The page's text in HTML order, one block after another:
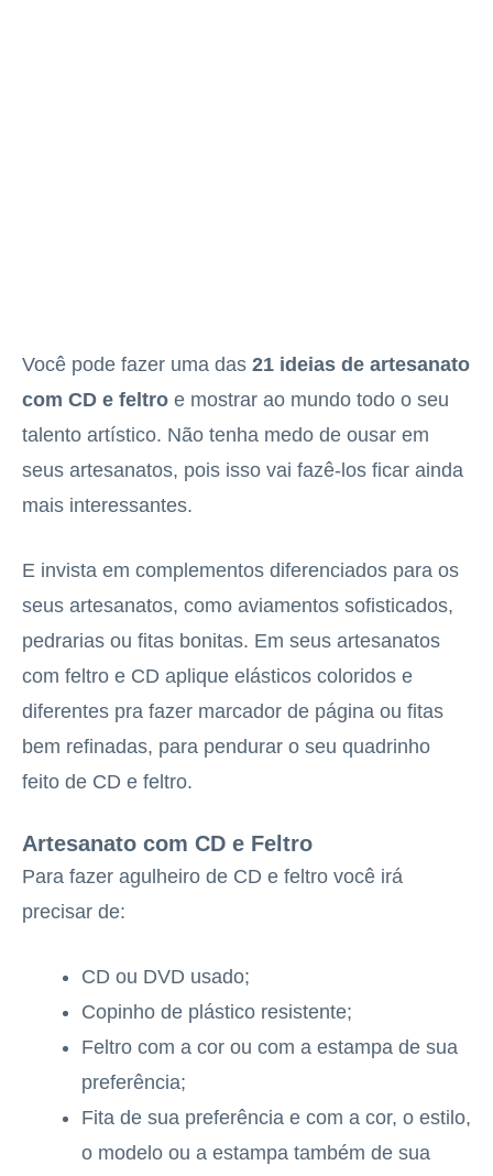
Você pode fazer uma das 21 ideias de artesanato
com CD e feltro e mostrar ao mundo todo o seu
talento artístico. Não tenha medo de ousar em
seus artesanatos, pois isso vai fazê-los ficar ainda
mais interessantes.
E invista em complementos diferenciados para os
seus artesanatos, como aviamentos sofisticados,
pedrarias ou fitas bonitas. Em seus artesanatos
com feltro e CD aplique elásticos coloridos e
diferentes pra fazer marcador de página ou fitas
bem refinadas, para pendurar o seu quadrinho
feito de CD e feltro.
Artesanato com CD e Feltro
Para fazer agulheiro de CD e feltro você irá
precisar de:
CD ou DVD usado;
Copinho de plástico resistente;
Feltro com a cor ou com a estampa de sua
preferência;
Fita de sua preferência e com a cor, o estilo,
o modelo ou a estampa também de sua